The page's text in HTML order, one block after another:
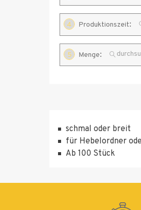
4 Produktionszeit:
5 Menge:
2500
5000
schmal oder breit
für Hebelordner
Ab 100 Stück